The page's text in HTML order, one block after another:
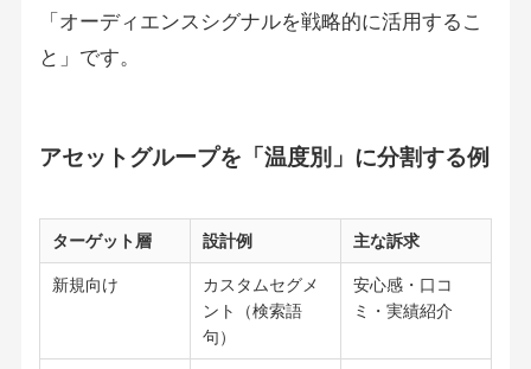
「オーディエンスシグナルを戦略的に活用するこ
と」です。
アセットグループを「温度別」に分割する例
ターゲット層 設計例 主な訴求
新規向け
カスタムセグメ
ント（検索語
句）
安心感・口コ
ミ・実績紹介